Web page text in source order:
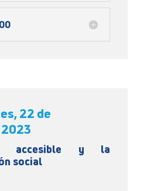
22 de
accesible y la
social